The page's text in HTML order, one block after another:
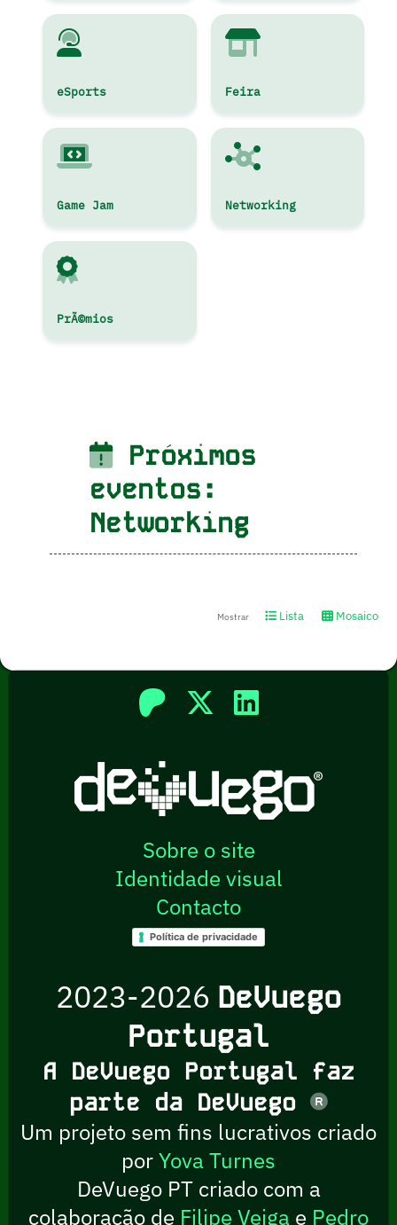
eSports Feira
Game Jam Networking
PrÃ©mios
Próximos
eventos:
Networking
Mostrar Lista Mosaico
Sobre o site
Identidade visual
Contacto
Política de privacidade
2023-2026 DeVuego
Portugal
A DeVuego Portugal faz
parte da DeVuego
Um projeto sem fins lucrativos criado
porYova Turnes
DeVuego PT criado com a
colaboração de Filipe Veiga e Pedro